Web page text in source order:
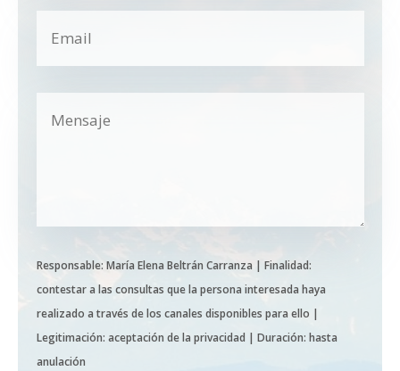
Responsable: María Elena Beltrán Carranza | Finalidad:
contestar a las consultas que la persona interesada haya
realizado a través de los canales disponibles para ello |
Legitimación: aceptación de la privacidad | Duración: hasta
anulación